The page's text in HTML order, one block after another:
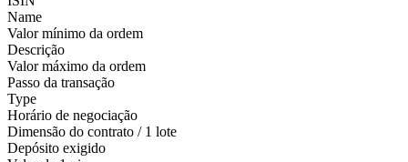
Name
Valor mínimo da ordem
Descrição
Valor máximo da ordem
Passo da transação
Type
Horário de negociação
Dimensão do contrato / 1 lote
Depósito exigido